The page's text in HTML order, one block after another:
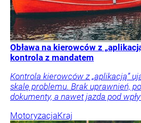
Obława na kierowców z
kontrola z mandatem
Kontrola kierowców z „aplikacją”
skalę problemu. Brak uprawnień,
dokumenty, a nawet jazda pod
MotoryzacjaKraj